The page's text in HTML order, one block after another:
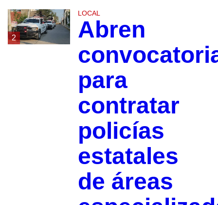
2
LOCAL
Abren
para
contratar
policías
estatales
de áreas